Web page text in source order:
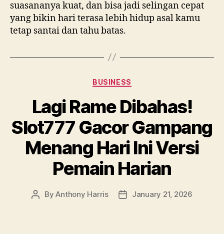
suasananya kuat, dan bisa jadi selingan cepat
yang bikin hari terasa lebih hidup asal kamu
tetap santai dan tahu batas.
Categories
BUSINESS
Lagi Rame Dibahas!
Slot777 Gacor Gampang
Menang Hari Ini Versi
Pemain Harian
PostByAnthony Harris
PostJanuary 21, 2026